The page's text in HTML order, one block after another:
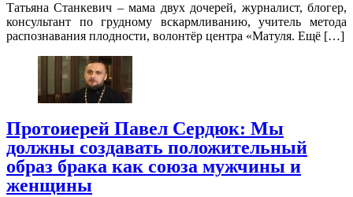
Татьяна Станкевич – мама двух дочерей, журналист, блогер,
консультант по грудному вскармливанию, учитель метода
распознавания плодности, волонтёр центра «Матуля. Ещё […]
Протоиерей Павел Сердюк: Мы
должны создавать положительный
образ брака как союза мужчины и
женщины